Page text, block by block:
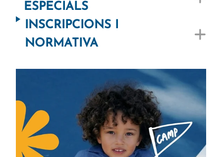
ESPECIALS
INSCRIPCIONS I
NORMATIVA